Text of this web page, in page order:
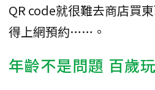
QR code就很難去商店買
得上網預約……。
年齡不是問題 百歲